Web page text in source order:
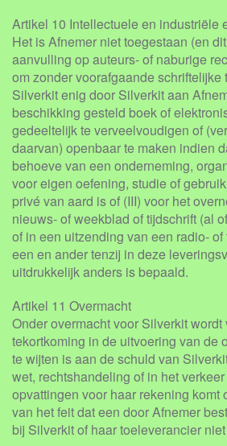
Artikel 10 Intellectuele en industriële
Het is Afnemer niet toegestaan (en
aanvulling op auteurs- of naburige
om zonder voorafgaande schriftelijke
Silverkit enig door Silverkit aan
beschikking gesteld boek of
gedeeltelijk te verveelvoudigen of
daarvan) openbaar te maken indien
behoeve van een onderneming,
voor eigen oefening, studie of
privé van aard is of (III) voor het
nieuws- of weekblad of tijdschrift (al
of in een uitzending van een radio-
een en ander tenzij in deze
uitdrukkelijk anders is bepaald.
Artikel 11 Overmacht
Onder overmacht voor Silverkit
tekortkoming in de uitvoering van de
te wijten is aan de schuld van
wet, rechtshandeling of in het
opvattingen voor haar rekening komt
van het feit dat een door Afnemer
bij Silverkit of haar toeleverancier